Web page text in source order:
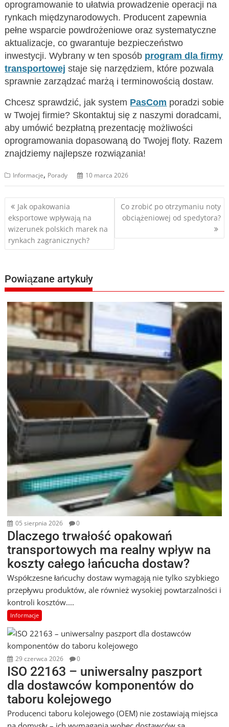
oprogramowanie to ułatwia prowadzenie operacji na
rynkach międzynarodowych. Producent zapewnia
pełne wsparcie powdrożeniowe oraz systematyczne
aktualizacje, co gwarantuje bezpieczeństwo
inwestycji. Wybrany w ten sposób program dla firmy
transportowej staje się narzędziem, które pozwala
sprawnie zarządzać marżą i terminowością dostaw.
Chcesz sprawdzić, jak system PasCom poradzi sobie
w Twojej firmie? Skontaktuj się z naszymi doradcami,
aby umówić bezpłatną prezentację możliwości
oprogramowania dopasowaną do Twojej floty. Razem
znajdziemy najlepsze rozwiązania!
Informacje, Porady 10 marca 2026
Nawigacja
wpisu
Jak opakowania
eksportowe wpływają na
wizerunek polskich marek na
rynkach zagranicznych?
Co zrobić po otrzymaniu noty
obciążeniowej od spedytora?
Powiązane artykuły
05 sierpnia 2026 0
Dlaczego trwałość opakowań
transportowych ma realny wpływ na
koszty całego łańcucha dostaw?
Współczesne łańcuchy dostaw wymagają nie tylko szybkiego
przepływu produktów, ale również wysokiej powtarzalności i
kontroli kosztów....
Informacje
29 czerwca 2026 0
ISO 22163 – uniwersalny paszport
dla dostawców komponentów do
taboru kolejowego
Producenci taboru kolejowego (OEM) nie zostawiają miejsca